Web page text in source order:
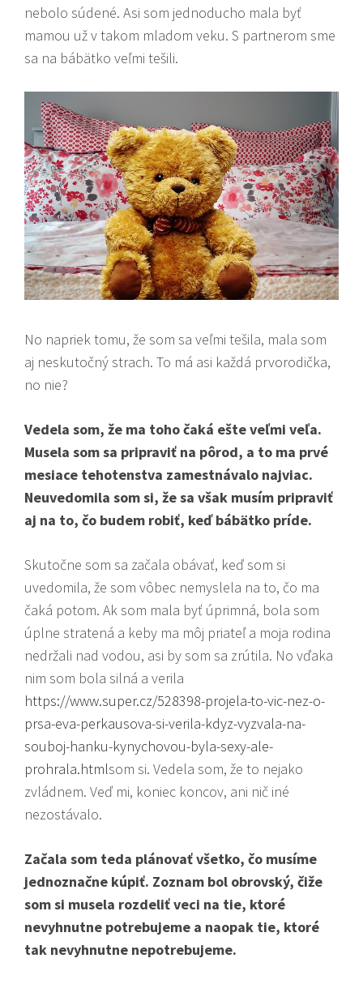
nebolo súdené. Asi som jednoducho mala byť
mamou už v takom mladom veku. S partnerom sme
sa na bábätko veľmi tešili.
No napriek tomu, že som sa veľmi tešila, mala som
aj neskutočný strach. To má asi každá prvorodička,
no nie?
Vedela som, že ma toho čaká ešte veľmi veľa.
Musela som sa pripraviť na pôrod, a to ma prvé
mesiace tehotenstva zamestnávalo najviac.
Neuvedomila som si, že sa však musím pripraviť
aj na to, čo budem robiť, keď bábätko príde.
Skutočne som sa začala obávať, keď som si
uvedomila, že som vôbec nemyslela na to, čo ma
čaká potom. Ak som mala byť úprimná, bola som
úplne stratená a keby ma môj priateľ a moja rodina
nedržali nad vodou, asi by som sa zrútila. No vďaka
nim som bola silná a verila
https://www.super.cz/528398-projela-to-vic-nez-o-
prsa-eva-perkausova-si-verila-kdyz-vyzvala-na-
souboj-hanku-kynychovou-byla-sexy-ale-
prohrala.htmlsom si. Vedela som, že to nejako
zvládnem. Veď mi, koniec koncov, ani nič iné
nezostávalo.
Začala som teda plánovať všetko, čo musíme
jednoznačne kúpiť. Zoznam bol obrovský, čiže
som si musela rozdeliť veci na tie, ktoré
nevyhnutne potrebujeme a naopak tie, ktoré
tak nevyhnutne nepotrebujeme.